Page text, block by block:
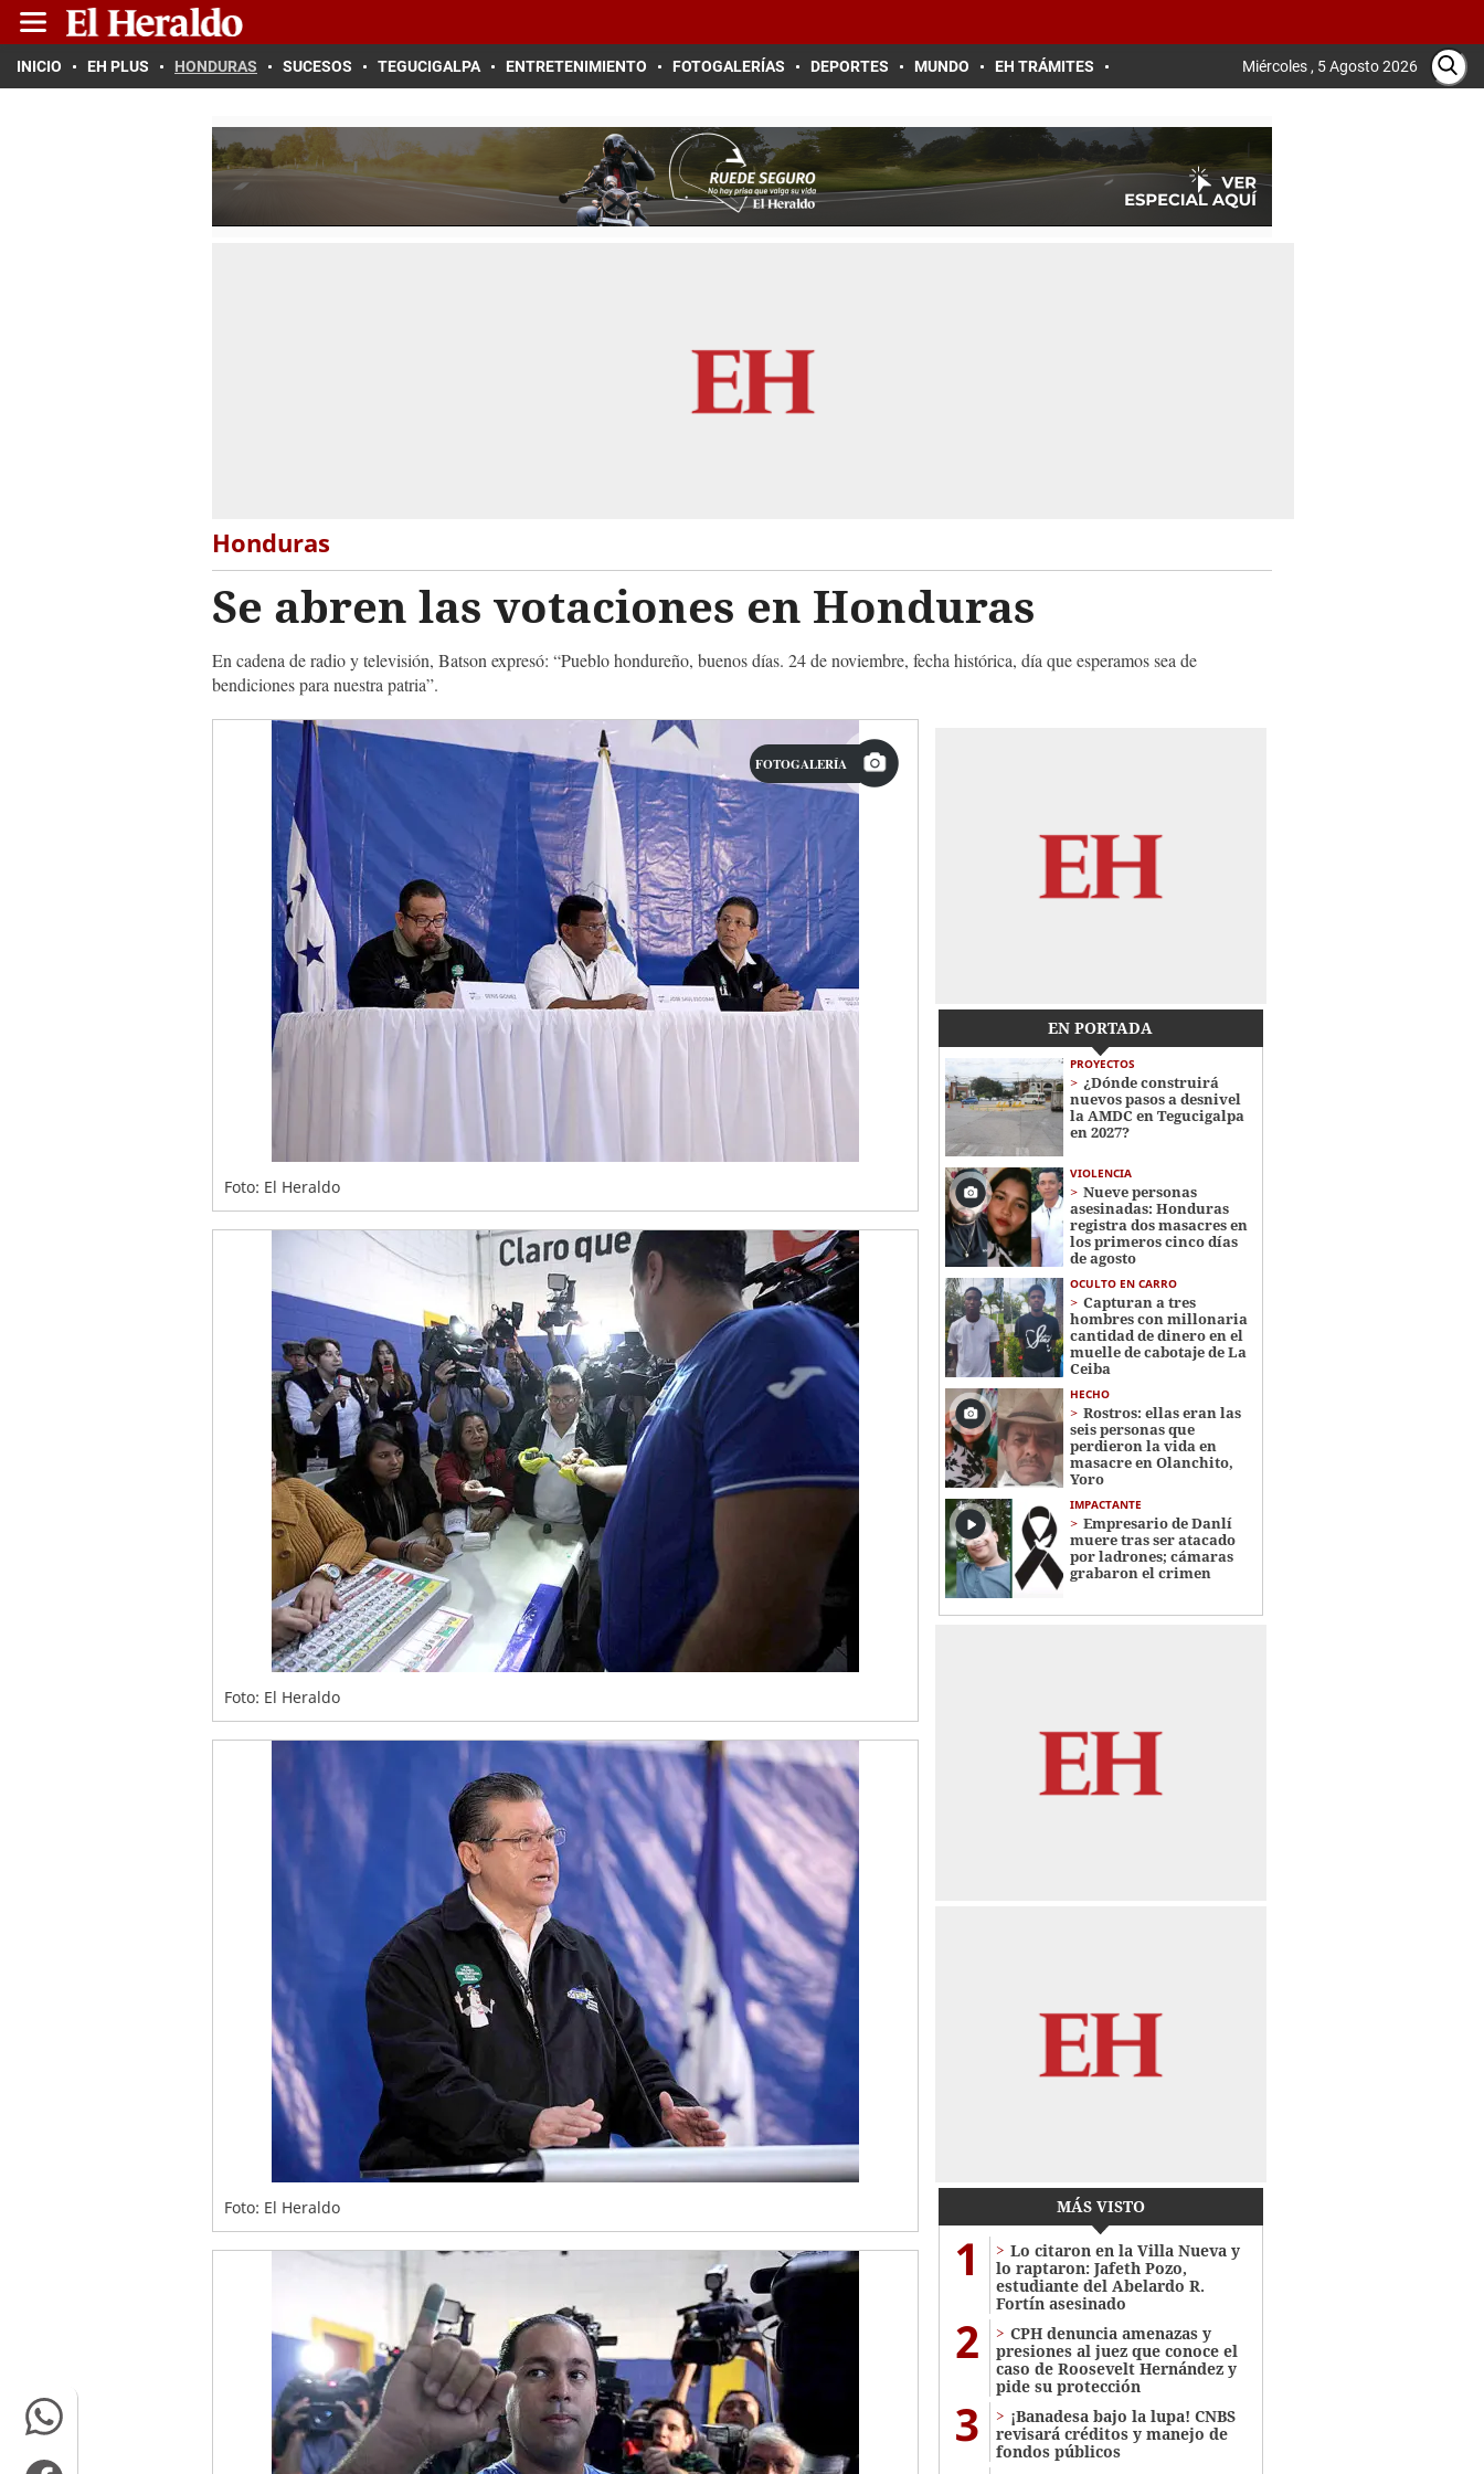
INICIO EH PLUS HONDURAS SUCESOS TEGUCIGALPA ENTRETENIMIENTO FOTOGALERÍAS DEPORTES MUNDO EH TRÁMITES Miércoles , 5 Agosto 2026
Honduras
Se abren las votaciones en Honduras
En cadena de radio y televisión, Batson expresó: “Pueblo hondureño, buenos días. 24 de noviembre, fecha histórica, día que esperamos sea de
bendiciones para nuestra patria”.
FOTOGALERÍA
Foto: El Heraldo
Foto: El Heraldo
Foto: El Heraldo
EN PORTADA
PROYECTOS
¿Dónde construirá
nuevos pasos a desnivel
la AMDC en Tegucigalpa
en 2027?
VIOLENCIA
Nueve personas
asesinadas: Honduras
registra dos masacres en
los primeros cinco días
de agosto
OCULTO EN CARRO
Capturan a tres
hombres con millonaria
cantidad de dinero en el
muelle de cabotaje de La
Ceiba
HECHO
Rostros: ellas eran las
seis personas que
perdieron la vida en
masacre en Olanchito,
Yoro
IMPACTANTE
Empresario de Danlí
muere tras ser atacado
por ladrones; cámaras
grabaron el crimen
MÁS VISTO
1
Lo citaron en la Villa Nueva y
lo raptaron: Jafeth Pozo,
estudiante del Abelardo R.
Fortín asesinado
2
CPH denuncia amenazas y
presiones al juez que conoce el
caso de Roosevelt Hernández y
pide su protección
3
¡Banadesa bajo la lupa! CNBS
revisará créditos y manejo de
fondos públicos